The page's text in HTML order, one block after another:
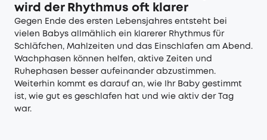
wird der Rhythmus oft klarer
Gegen Ende des ersten Lebensjahres entsteht bei
vielen Babys allmählich ein klarerer Rhythmus für
Schläfchen, Mahlzeiten und das Einschlafen am Abend.
Wachphasen können helfen, aktive Zeiten und
Ruhephasen besser aufeinander abzustimmen.
Weiterhin kommt es darauf an, wie Ihr Baby gestimmt
ist, wie gut es geschlafen hat und wie aktiv der Tag
war.